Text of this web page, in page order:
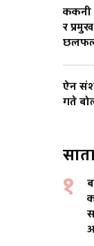
ककनी
र
ऐन
गते
१